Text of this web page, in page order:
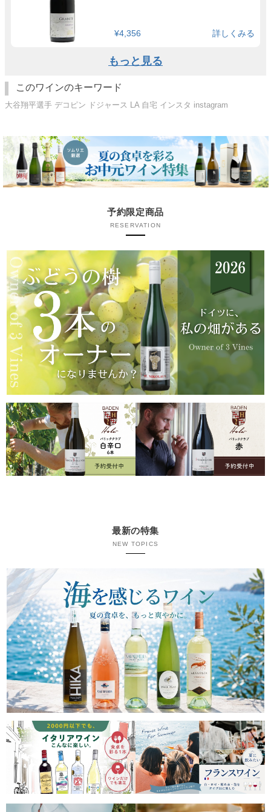
¥4,356 詳しくみる
もっと見る
このワインのキーワード
大谷翔平選手 デコピン ドジャース LA 自宅 インスタ instagram
予約限定商品
RESERVATION
最新の特集
NEW TOPICS